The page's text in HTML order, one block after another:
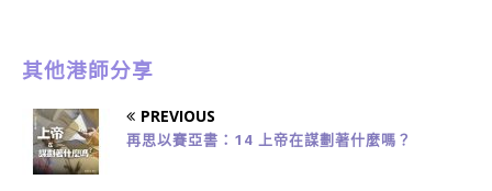
其他港師分享
PREVIOUS
再思以賽亞書：14 上帝在謀劃著什麼嗎？